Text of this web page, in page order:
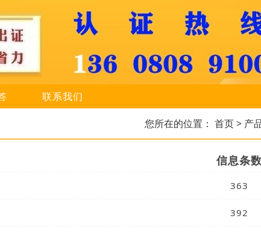
联系我们
您所在的位置： 首页> 产
信息条
363
392